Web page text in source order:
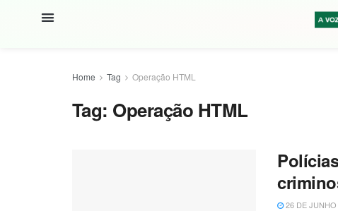
Home Tag Operação HTML
Tag: Operação HTML
26 DE JUNHO